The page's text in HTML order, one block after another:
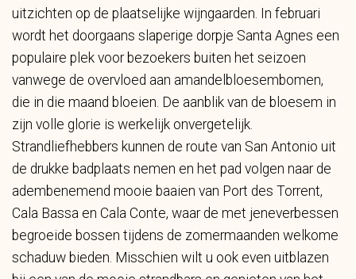
uitzichten op de plaatselijke wijngaarden. In februari
wordt het doorgaans slaperige dorpje Santa Agnes een
populaire plek voor bezoekers buiten het seizoen
vanwege de overvloed aan amandelbloesembomen,
die in die maand bloeien. De aanblik van de bloesem in
zijn volle glorie is werkelijk onvergetelijk.
Strandliefhebbers kunnen de route van San Antonio uit
de drukke badplaats nemen en het pad volgen naar de
adembenemend mooie baaien van Port des Torrent,
Cala Bassa en Cala Conte, waar de met jeneverbessen
begroeide bossen tijdens de zomermaanden welkome
schaduw bieden. Misschien wilt u ook even uitblazen